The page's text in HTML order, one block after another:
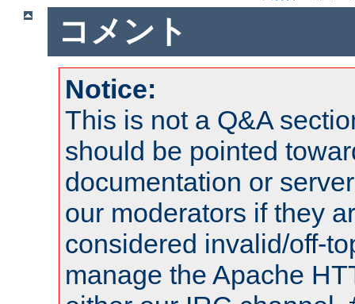
コメント
Notice:
This is not a Q&A
should be pointed
documentation or
our moderators if they
considered invalid/off-
manage the Apache